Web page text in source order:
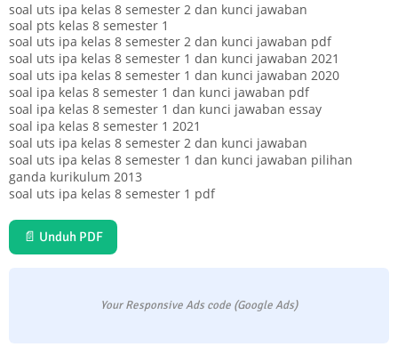
soal uts ipa kelas 8 semester 2 dan kunci jawaban
soal pts kelas 8 semester 1
soal uts ipa kelas 8 semester 2 dan kunci jawaban pdf
soal uts ipa kelas 8 semester 1 dan kunci jawaban 2021
soal uts ipa kelas 8 semester 1 dan kunci jawaban 2020
soal ipa kelas 8 semester 1 dan kunci jawaban pdf
soal ipa kelas 8 semester 1 dan kunci jawaban essay
soal ipa kelas 8 semester 1 2021
soal uts ipa kelas 8 semester 2 dan kunci jawaban
soal uts ipa kelas 8 semester 1 dan kunci jawaban pilihan
ganda kurikulum 2013
soal uts ipa kelas 8 semester 1 pdf
📄 Unduh PDF
Your Responsive Ads code (Google Ads)